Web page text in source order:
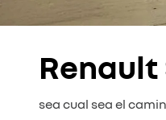
Renault
sea cual sea el